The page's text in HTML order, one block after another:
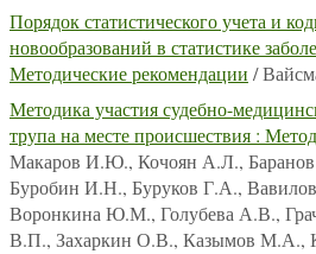
Порядок статистического учета и
новообразований в статистике
Методические рекомендации /
Методика участия судебно-
трупа на месте происшествия :
Макаров И.Ю., Кочоян А.Л.,
Буробин И.Н., Буруков Г.А.,
Воронкина Ю.М., Голубева А.В.,
В.П., Захаркин О.В., Казымов М.А.,